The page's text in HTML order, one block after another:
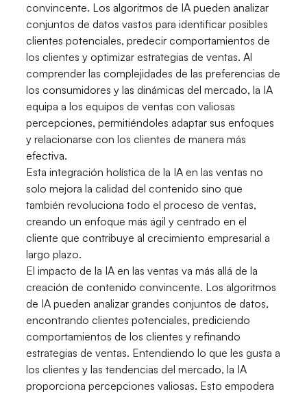
convincente. Los algoritmos de IA pueden analizar
conjuntos de datos vastos para identificar posibles
clientes potenciales, predecir comportamientos de
los clientes y optimizar estrategias de ventas. Al
comprender las complejidades de las preferencias de
los consumidores y las dinámicas del mercado, la IA
equipa a los equipos de ventas con valiosas
percepciones, permitiéndoles adaptar sus enfoques
y relacionarse con los clientes de manera más
efectiva.
Esta integración holística de la IA en las ventas no
solo mejora la calidad del contenido sino que
también revoluciona todo el proceso de ventas,
creando un enfoque más ágil y centrado en el
cliente que contribuye al crecimiento empresarial a
largo plazo.
El impacto de la IA en las ventas va más allá de la
creación de contenido convincente. Los algoritmos
de IA pueden analizar grandes conjuntos de datos,
encontrando clientes potenciales, prediciendo
comportamientos de los clientes y refinando
estrategias de ventas. Entendiendo lo que les gusta a
los clientes y las tendencias del mercado, la IA
proporciona percepciones valiosas. Esto empodera